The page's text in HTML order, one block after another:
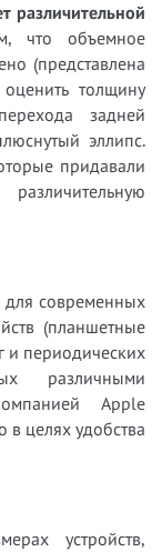
различительной
что объемное
(представлена
толщину
задней
эллипс.
придавали
для современных
(планшетные
и периодических
различными
Apple
в целях удобства
устройств,